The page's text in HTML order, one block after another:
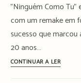
na
OPTO
"Ninguém Como Tu"
com um remake em
sucesso que
20 anos…
CONTINUAR A LERJá